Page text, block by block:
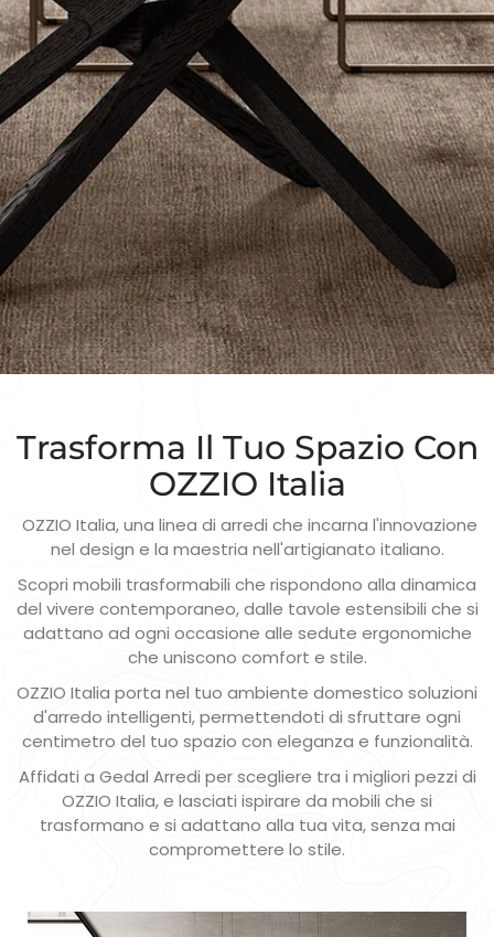
Trasforma Il Tuo Spazio Con
OZZIO Italia
OZZIO Italia, una linea di arredi che incarna l'innovazione
nel design e la maestria nell'artigianato italiano.
Scopri mobili trasformabili che rispondono alla dinamica
del vivere contemporaneo, dalle tavole estensibili che si
adattano ad ogni occasione alle sedute ergonomiche
che uniscono comfort e stile.
OZZIO Italia porta nel tuo ambiente domestico soluzioni
d'arredo intelligenti, permettendoti di sfruttare ogni
centimetro del tuo spazio con eleganza e funzionalità.
Affidati a Gedal Arredi per scegliere tra i migliori pezzi di
OZZIO Italia, e lasciati ispirare da mobili che si
trasformano e si adattano alla tua vita, senza mai
compromettere lo stile.